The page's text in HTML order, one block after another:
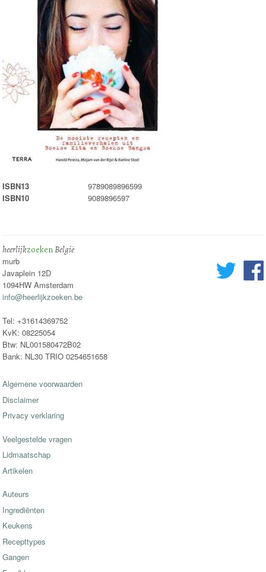
ISBN13
9789089896599
ISBN10
9089896597
heerlijkzoekenBelgië
murb
Javaplein 12D
1094HW Amsterdam
info@heerlijkzoeken.be
Tel: +31614369752
KvK: 08225054
Btw: NL001580472B02
Bank: NL30 TRIO 0254651658
Algemene voorwaarden
Disclaimer
Privacy verklaring
Veelgestelde vragen
Lidmaatschap
Artikelen
Auteurs
Ingrediënten
Keukens
Recepttypes
Gangen